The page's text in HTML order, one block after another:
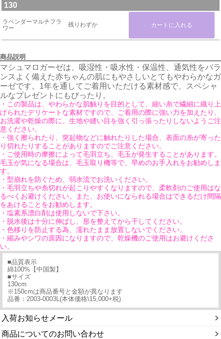
130
ラベンダーマルチフラ
ワー
残りわずか
商品説明
マシュマロガーゼは、吸湿性・吸水性・保温性、通気性をバラ
ンスよく備えた赤ちゃんの肌にもやさしいとてもやわらかなガ
ーゼです。1年を通してご着用いただける素材感で、スペシャ
ルなプレゼントにもぴったり。
・この製品は、やわらかな肌触りを目的として、細い糸で繊細に織り上
げられたデリケートな素材ですので、ご着用の際に強い力を加えたり、
お洗濯や乾燥の際に、生地や縫い目を強く引っ張ったりしないようご注
意ください。
・強く擦られたり、突起物などに触れたりした場合、表面の糸が寄った
り切れたりすることがありますのでご注意ください。
・ご使用時の摩擦によって毛羽立ち、毛玉が発生することがあります。
毛玉が気になる場合は、毛玉取り機等で、早めのお手入れをお勧めしま
す。
・型崩れを防ぐため、弱水流でお洗いください。
・毛羽立ちや糸切れが起こりやすくなりますので、柔軟剤のご使用はな
るべくお避けください。また、お使いになられる場合はできるだけ間隔
をあけることをお勧めします。
・塩素系漂白剤は使用しないで下さい。
・脱水後は十分に伸ばし、形を整えてから干してください。
・色移りを防止する為、濡れたまま放置しないでください。
・縮みやシワの原因になりますので、乾燥機のご使用はお避けくださ
い。
■品質表示
綿100%【中国製】
■サイズ
130cm
※150cmは商品番号と金額が異なります
品番：2003-0003L(本体価格\15,000+税)
入荷お知らせメール
商品についてのお問い合わせ